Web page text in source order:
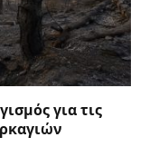
για τις